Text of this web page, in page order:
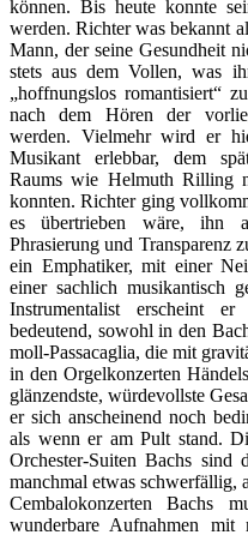
können. Bis heute konnte
werden. Richter was bekannt
Mann, der seine Gesundheit
stets aus dem Vollen, was
„hoffnungslos romantisiert“
nach dem Hören der
werden. Vielmehr wird er
Musikant erlebbar, dem
Raums wie Helmuth Rilling
konnten. Richter ging
es übertrieben wäre, ihn
Phrasierung und Transparenz
ein Emphatiker, mit einer
einer sachlich musikantisch
Instrumentalist erscheint
bedeutend, sowohl in den
moll-Passacaglia, die mit
in den Orgelkonzerten
glänzendste, würdevollste
er sich anscheinend noch
als wenn er am Pult stand.
Orchester-Suiten Bachs sind
manchmal etwas schwerfällig,
Cembalokonzerten Bachs
wunderbare Aufnahmen